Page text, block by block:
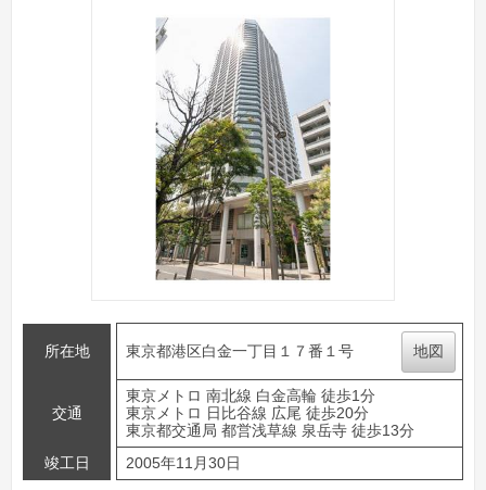
所在地 東京都港区白金一丁目１７番１号 地図
交通
東京メトロ 南北線 白金高輪 徒歩1分
東京メトロ 日比谷線 広尾 徒歩20分
東京都交通局 都営浅草線 泉岳寺 徒歩13分
竣工日
2005年11月30日